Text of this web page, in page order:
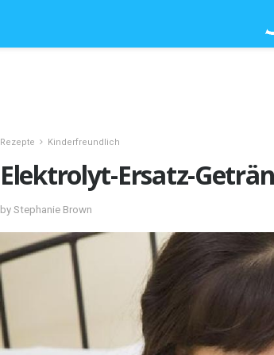
Rezepte Kinderfreundlich
Elektrolyt-Ersatz-
by Stephanie Brown